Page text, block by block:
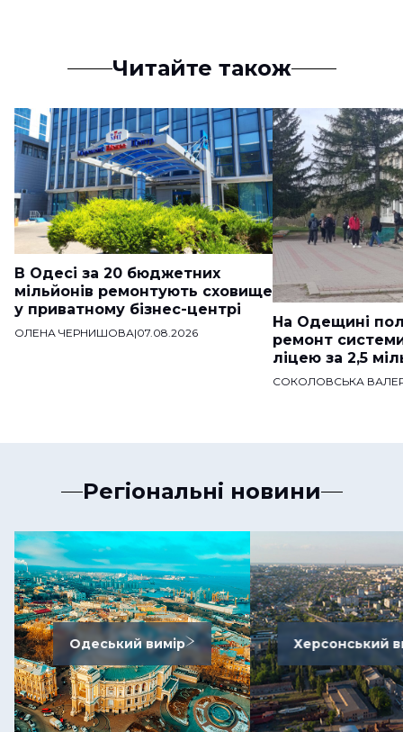
Читайте також
В Одесі за 20 бюджетних
мільйонів ремонтують сховище
у приватному бізнес-центрі
ОЛЕНА ЧЕРНИШОВА|07.08.2026
На Одещині
ремонт
ліцею за 2,5
СОКОЛОВСЬКА
Регіональні новини
Одеський вимір Херсонський